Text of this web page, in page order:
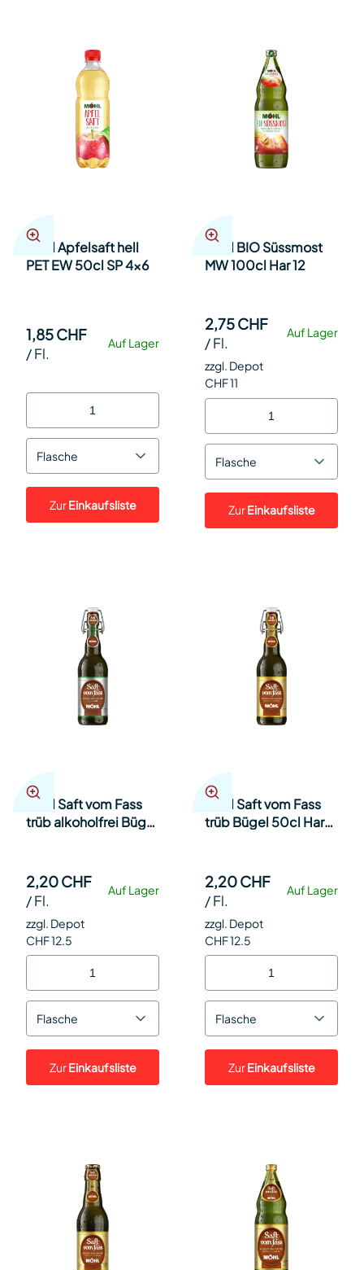
Möhl Apfelsaft hell
PET EW 50cl SP 4x6
Auf Lager
1,85 CHF
/Fl.
Flasche
ZurEinkaufsliste
Möhl BIO Süssmost
MW 100cl Har 12
Auf Lager
2,75 CHF
/Fl.
zzgl. Depot
CHF 11
Flasche
ZurEinkaufsliste
Möhl Saft vom Fass
trüb alkoholfrei Bügel
Auf Lager
2,20 CHF
/Fl.
zzgl. Depot
CHF 12.5
Flasche
ZurEinkaufsliste
Möhl Saft vom Fass
trüb Bügel 50cl Har
Auf Lager
2,20 CHF
/Fl.
zzgl. Depot
CHF 12.5
Flasche
ZurEinkaufsliste